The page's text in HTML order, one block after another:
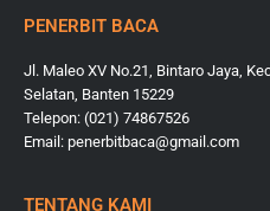
PENERBIT BACA
Jl. Maleo XV No.21, Bintaro Jaya,
Selatan, Banten 15229
Telepon: (021) 74867526
Email: penerbitbaca@gmail.com
TENTANG KAMI